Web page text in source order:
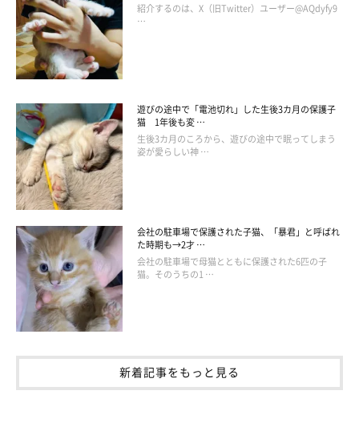
この投稿をInstagramで見る
紹介するのは、X（旧Twitter）ユーザー@AQdyfy9
…
遊びの途中で「電池切れ」した生後3カ月の保護子
猫 1年後も変 …
生後3カ月のころから、遊びの途中で眠ってしまう
姿が愛らしい神 …
会社の駐車場で保護された子猫、「暴君」と呼ばれ
た時期も→2才 …
会社の駐車場で母猫とともに保護された6匹の子
猫。そのうちの1 …
新着記事をもっと見る